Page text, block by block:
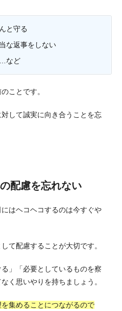
と守る
な返事をしない
など
ことです。
して誠実に向き合うことを忘
配慮を忘れない
はヘコヘコするのは今すぐや
て配慮することが大切です。
る」「必要としているものを察
く思いやりを持ちましょう。
集めることにつながるので